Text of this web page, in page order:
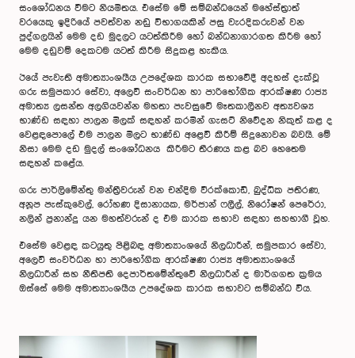
සංශෝධනය වීමට නියමිතය. එසේම මේ සම්බන්ධයෙන් මහේස්ත්‍රාත්
වරයෙකු ඉදිරියේ පවත්වන නඩු විභාගයකින් පසු වැරදිකරුවන් වන
පුද්ගලයින් මෙම දඩ මුදලට යටත්කිරීම හෝ බන්ධනාගාරගත කිරීම හෝ
මෙම දඩුවම් දෙකටම යටත් කිරීම සිදුකළ හැකිය.
ඊයේ පැවැති අමාත්‍යාංශයීය උපදේශක කාරක සභාවේදී අදහස් දැක්වූ
ගරු සමුපකාර සේවා, අලෙවි සංවර්ධන හා පාරිභෝගික ආරක්ෂණ රාජ්‍ය
අමාත්‍ය ලසන්ත අලගියවන්න මහතා පැවසුවේ මෑතකාලීනව අත්‍යවශ්‍ය
භාණ්ඩ සඳහා පාලන මිලක් සඳහන් කරමින් ගැසට් නිවේදන නිකුත් කළ ද
වෙළඳපොලේ එම පාලන මිලට භාණ්ඩ අළෙවි කිරීම් සිදුනොවන බවයි. මේ
නිසා මෙම දඩ මුදල් සංශෝධනය කිරීමට තීරණය කළ බව හෙතෙම
සඳහන් කළේය.
ගරු පාර්ලිමේන්තු මන්ත්‍රීවරුන් වන චන්දිම වීරක්කොඩි, බුද්ධික පතිරණ,
අනූප පැස්කුවෙල්, රෝහණ දිසානායක, මර්ජාන් ෆලීල්, නිරෝෂන් පෙරේරා,
නලින් ප්‍රනාන්දු යන මහත්වරුන් ද එම කාරක සභාව සඳහා සහභාගී වූහ.
එසේම වෙළඳ කටයුතු පිළිබඳ අමාත්‍යාංශයේ නිලධාරීන්, සමුපකාර සේවා,
අලෙවි සංවර්ධන හා පාරිභෝගික ආරක්ෂණ රාජ්‍ය අමාත්‍යාංශයේ
නිලධාරීන් සහ නීතිපති දෙපාර්තමේන්තුවේ නිලධාරීන් ද මාර්ගගත ක්‍රමය
ඔස්සේ මෙම අමාත්‍යාංශයීය උපදේශක කාරක සභාවට සම්බන්ධ විය.